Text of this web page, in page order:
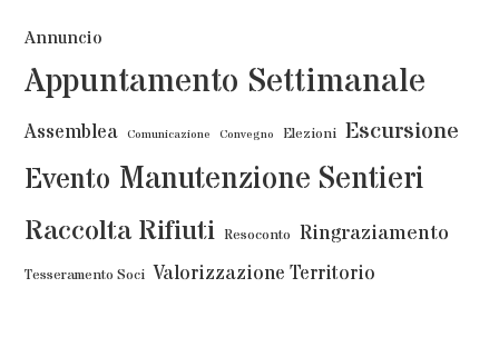
Annuncio
Appuntamento Settimanale
Assemblea Comunicazione Convegno Elezioni Escursione
Evento Manutenzione Sentieri
Raccolta Rifiuti Resoconto Ringraziamento
Tesseramento Soci Valorizzazione Territorio